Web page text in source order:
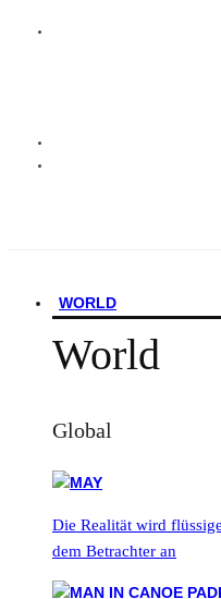
WORLD
World
Global
Die Realität wird
dem Betrachter an